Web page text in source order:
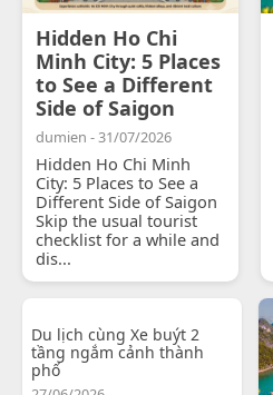
Hidden Ho Chi
Minh City: 5 Places
to See a Different
Side of Saigon
dumien - 31/07/2026
Hidden Ho Chi Minh
City: 5 Places to See a
Different Side of Saigon
Skip the usual tourist
checklist for a while and
dis...
Du lịch cùng Xe buýt 2
tầng ngắm cảnh thành
phố